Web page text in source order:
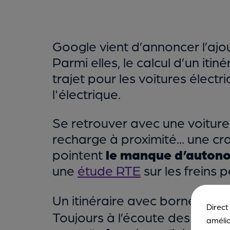
Google vient d’annoncer
Parmi elles, le calcul d’un
trajet pour les voitures
l'électrique.
Se retrouver avec une
recharge à proximité... une
pointent le manque
une étude RTE sur les freins
Un itinéraire avec bornes de
Toujours à l’écoute des